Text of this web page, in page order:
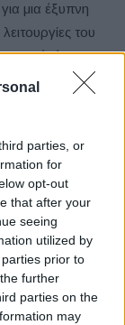
parties, or
for
opt-out
that after your
seeing
utilized by
prior to
further
parties on the
may
μια έξυπνη
του
έτσι
τις ελέγχουν
ή μέσω
που
και έχει τη
του